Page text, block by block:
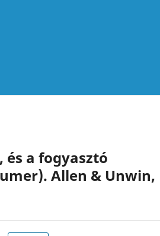
és a fogyasztó
Allen & Unwin,